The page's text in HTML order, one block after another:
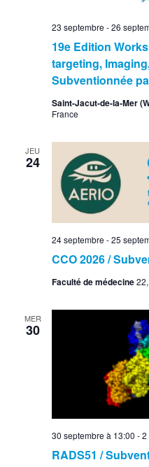
19e Edition
targeting,
Subventionnée
23 septembre -26
Saint-Jacut-de-la-Mer
France
JEU
24
CCO 2026 /
24 septembre -25
Faculté de médecine
MER
30
RADS51 /
30 septembre à 13:00 -2